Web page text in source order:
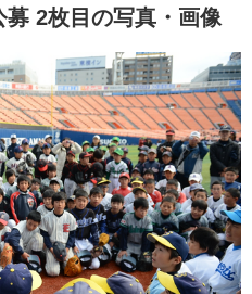
募 2枚目の写真・画像